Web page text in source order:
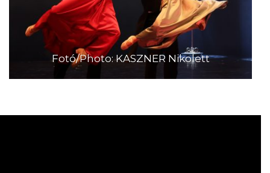
Fotó/Photo: KASZNER Nikolett